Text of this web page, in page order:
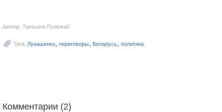
Автор: Татьяна Полежай
Теги: Лукашенко, переговоры, Беларусь, политика
Комментарии (2)